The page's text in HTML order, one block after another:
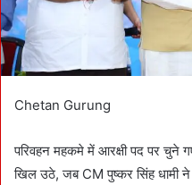
Chetan Gurung
परिवहन महकमे में आरक्षी पद पर
खिल उठे, जब CM पुष्कर सिंह